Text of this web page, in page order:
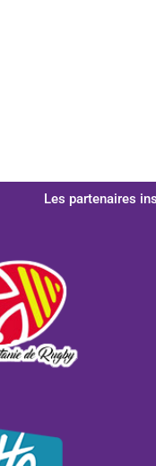
Les partenaires